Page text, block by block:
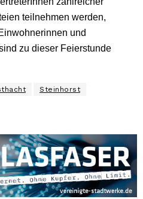
teilnehmen werden,
und
zu dieser Feierstunde
Steinhorst